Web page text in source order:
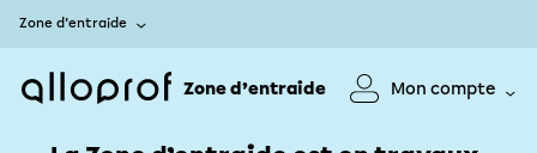
Zone d’entraide
Zone d’entraide Mon compte